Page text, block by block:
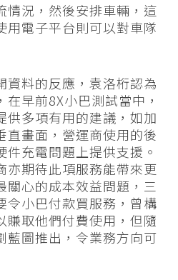
情況，然後安排車輛，這
用電子平台則可以對車隊
資料的反應，袁洛桁認為
早前8X小巴測試當中，
供多項有用的建議，如加
直畫面，營運商使用的後
充電問題上提供支援。
亦期待此項服務能帶來更
關心的成本效益問題，三
令小巴付款買服務，曾構
賺取他們付費使用，但隨
藍圖推出，令業務方向可